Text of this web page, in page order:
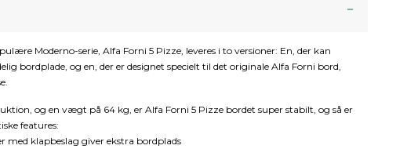
Moderno-serie, Alfa Forni 5 Pizze, leveres i to versioner: En, der kan
bordplade, og en, der er designet specielt til det originale Alfa Forni bord,
og en vægt på 64 kg, er Alfa Forni 5 Pizze bordet super stabilt, og så er
features:
med klapbeslag giver ekstra bordplads